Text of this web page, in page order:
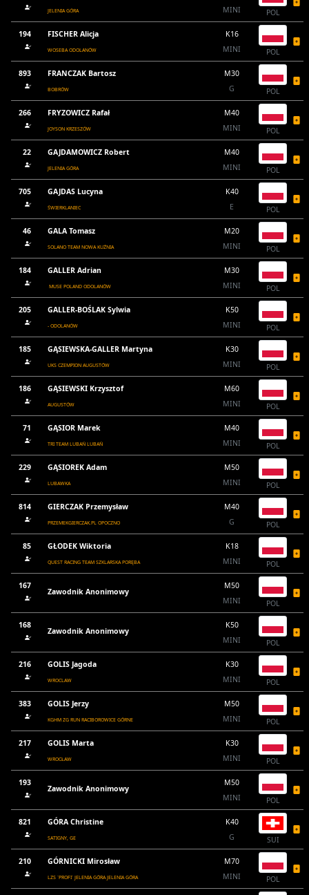
JELENIA GÓRA
MINI
POL
194 FISCHER Alicja
WOSEBA ODOLANÓW
K16
MINI
POL
893 FRANCZAK Bartosz
BOBRÓW
M30
G
POL
266 FRYZOWICZ Rafał
JOYSON KRZESZÓW
M40
MINI
POL
22 GAJDAMOWICZ Robert
JELENIA GÓRA
M40
MINI
POL
705 GAJDAS Lucyna
ŚWIERKLANIEC
K40
E
POL
46 GALA Tomasz
SOLANO TEAM NOWA KUŹNIA
M20
MINI
POL
184 GALLER Adrian
MUSE POLAND ODOLANÓW
M30
MINI
POL
205 GALLER-BOŚLAK Sylwia
- ODOLANÓW
K50
MINI
POL
185 GĄSIEWSKA-GALLER Martyna
UKS CZEMPION AUGUSTÓW
K30
MINI
POL
186 GĄSIEWSKI Krzysztof
AUGUSTÓW
M60
MINI
POL
71 GĄSIOR Marek
TRI TEAM LUBAŃ LUBAŃ
M40
MINI
POL
229 GĄSIOREK Adam
LUBAWKA
M50
MINI
POL
814 GIERCZAK Przemysław
PRZEMEKGIERCZAK.PL OPOCZNO
M40
G
POL
85 GŁODEK Wiktoria
QUEST RACING TEAM SZKLARSKA PORĘBA
K18
MINI
POL
167
Zawodnik Anonimowy
M50
MINI
POL
168
Zawodnik Anonimowy
K50
MINI
POL
216 GOLIS Jagoda
WROCLAW
K30
MINI
POL
383 GOLIS Jerzy
KGHM ZG RUN RACIBOROWICE GÓRNE
M50
MINI
POL
217 GOLIS Marta
WROCŁAW
K30
MINI
POL
193
Zawodnik Anonimowy
M50
MINI
POL
821 GÓRA Christine
SATIGNY, GE
K40
G
SUI
210 GÓRNICKI Mirosław
LZS `PROFI` JELENIA GÓRA JELENIA GÓRA
M70
MINI
POL